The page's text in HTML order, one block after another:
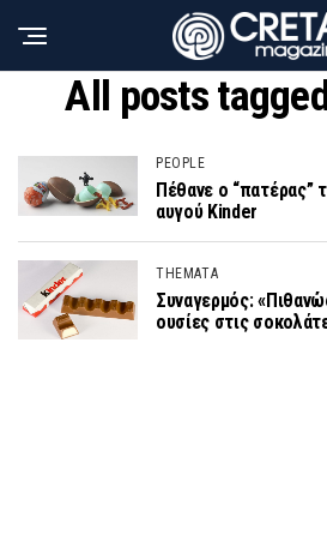
All posts
PEOPLE
Πέθανε ο “πατέρας”
αυγού Kinder
THEMATA
Συναγερμός:
ουσίες στις